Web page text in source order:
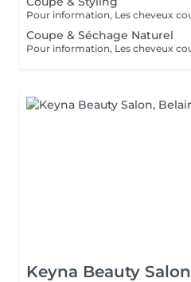
Coupe & Séchage Naturel
Keyna Beauty Salon